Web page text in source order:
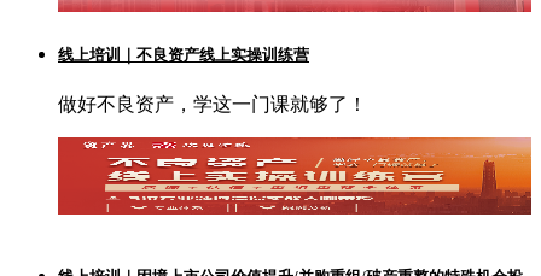
线上培训｜不良资产线上实操训练营
做好不良资产，学这一门课就够了！